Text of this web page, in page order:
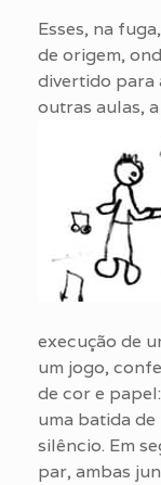
Esses, na
de origem,
divertido para
outras aulas,
execução de
um jogo,
de cor e
uma batida
silêncio. Em
par, ambas